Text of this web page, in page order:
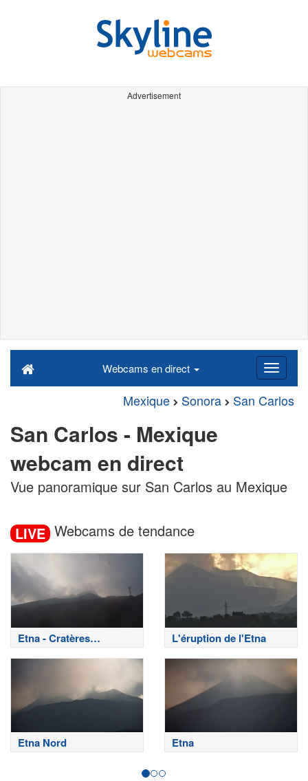
Advertisement
Webcams en direct
Mexique Sonora San Carlos
San Carlos - Mexique
webcam en direct
Vue panoramique sur San Carlos au Mexique
LIVE Webcams de tendance
Etna - Cratères
sommitaux
L'éruption de l'Etna
Etna Nord Etna